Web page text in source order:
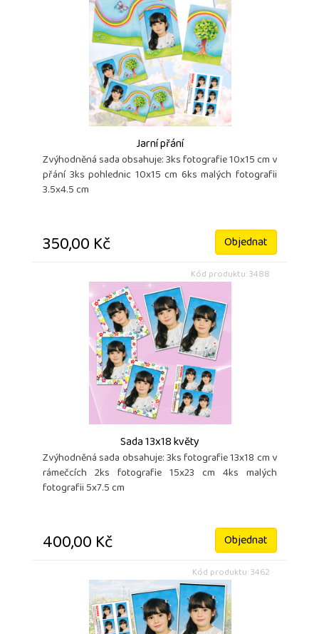
Jarní přání
Zvýhodněná sada obsahuje: 3ks fotografie 10x15 cm v
přání 3ks pohlednic 10x15 cm 6ks malých fotografii
3.5x4.5 cm
350,00 Kč Objednat
Kód produktu: 3488
Sada 13x18 květy
Zvýhodněná sada obsahuje: 3ks fotografie 13x18 cm v
rámečcích 2ks fotografie 15x23 cm 4ks malých
fotografii 5x7.5 cm
400,00 Kč Objednat
Kód produktu: 3462